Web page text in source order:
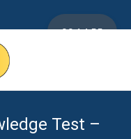
Test –
00:14:55